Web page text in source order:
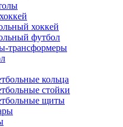
хоккей
футбол
трансформеры
кольца
стойки
щиты